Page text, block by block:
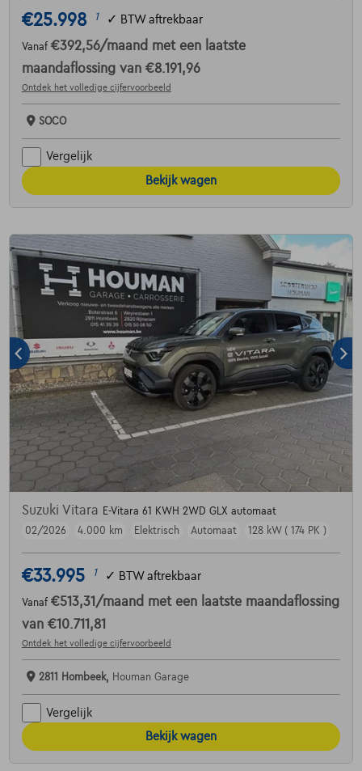
€25.998 1 ✓ BTW aftrekbaar
Vanaf €392,56/maand met een laatste
maandaflossing van €8.191,96
Ontdek het volledige cijfervoorbeeld
SOCO
Vergelijk
Bekijk wagen
Suzuki Vitara E-Vitara 61 KWH 2WD GLX automaat
02/2026
4.000 km Elektrisch Automaat 128 kW ( 174 PK )
€33.995 1 ✓ BTW aftrekbaar
Vanaf €513,31 /maand met een laatste maandaflossing
van €10.711,81
Ontdek het volledige cijfervoorbeeld
2811 Hombeek, Houman Garage
Vergelijk
Bekijk wagen